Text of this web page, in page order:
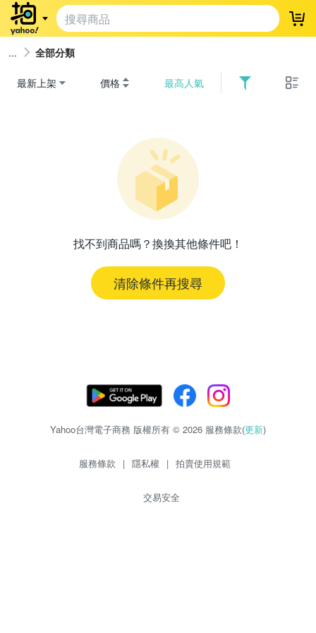
登
全部分類
最新上架 價格 最高人氣
找不到商品嗎？換換其他條件吧！
清除條件再搜尋
Yahoo台灣電子商務 版權所有 © 2026 服務條款(更新)
服務條款 | 隱私權 | 拍賣使用規範
交易安全